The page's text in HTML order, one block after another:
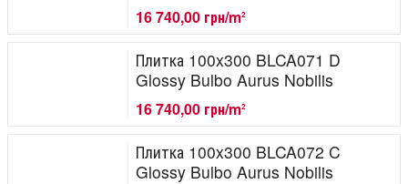
16 740,00 грн/m2
Плитка 100x300 BLCA071 D
Glossy Bulbo Aurus Nobilis
16 740,00 грн/m2
Плитка 100x300 BLCA072 C
Glossy Bulbo Aurus Nobilis